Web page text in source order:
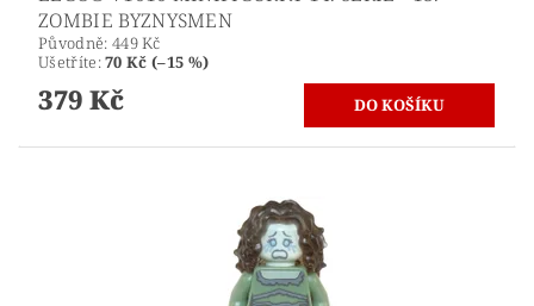
ZOMBIE BYZNYSMEN
Původně: 449 Kč
Ušetříte:70 Kč (–15 %)
379 Kč